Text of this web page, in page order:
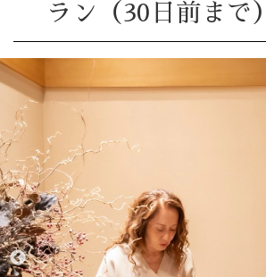
ラン（30日前まで）